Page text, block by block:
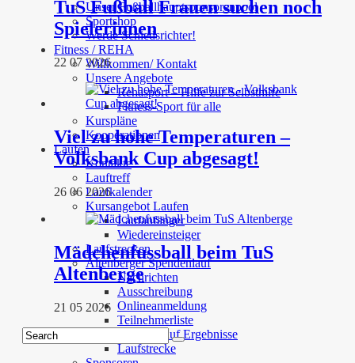
Unser Fußballhauptsponsorenpool
Sportshop
Werde Schiedsrichter!
Fitness / REHA
Willkommen/ Kontakt
Unsere Angebote
Rehasport – Hilfe zur Selbsthilfe
Fitness-Sport für alle
Kurspläne
Kooperationen
Laufen
Kontakte
Lauftreff
Laufkalender
Kursangebot Laufen
Laufanfänger
Wiedereinsteiger
Laufstrecken
Altenberger Spendenlauf
Nachrichten
Ausschreibung
Onlineanmeldung
Teilnehmerliste
Spendenlauf Ergebnisse
Laufstrecke
TuS Fußball Frauen suchen noch
Spielerinnen
22 07 2026
Viel zu hohe Temperaturen –
Volksbank Cup abgesagt!
26 06 2026
Mädchenfussball beim TuS
Altenberge
21 05 2026